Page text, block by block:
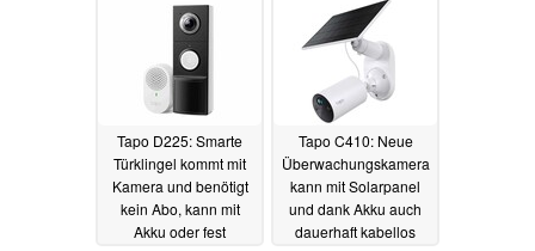
LiDAR 10.09.2024
Tapo D225: Smarte
Türklingel kommt mit
Kamera und benötigt
kein Abo, kann mit
Akku oder fest
Tapo C410: Neue
Überwachungskamera
kann mit Solarpanel
und dank Akku auch
dauerhaft kabellos